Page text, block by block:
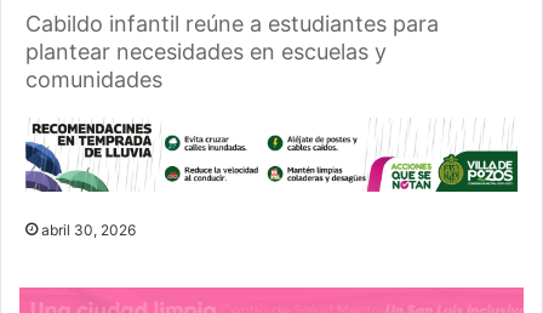
Cabildo infantil reúne a estudiantes para
plantear necesidades en escuelas y
comunidades
abril 30, 2026